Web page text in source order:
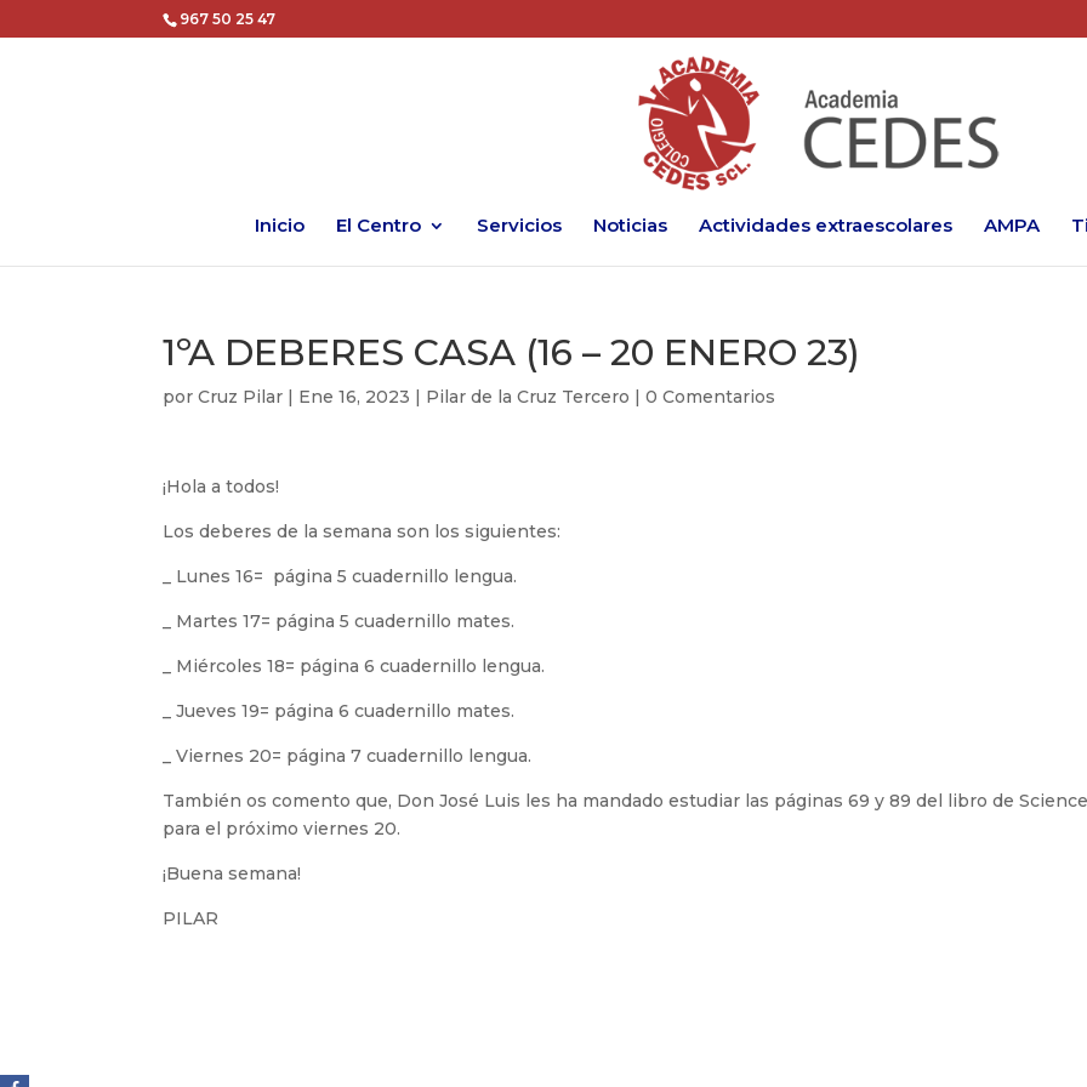
967 50 25 47
Inicio El Centro Servicios Noticias Actividades extraescolares AMPA
1ºA DEBERES CASA (16 – 20 ENERO 23)
porCruz Pilar | Ene 16, 2023 | Pilar de la Cruz Tercero |0 Comentarios
¡Hola a todos!
Los deberes de la semana son los siguientes:
_ Lunes 16= página 5 cuadernillo lengua.
_ Martes 17= página 5 cuadernillo mates.
_ Miércoles 18= página 6 cuadernillo lengua.
_ Jueves 19= página 6 cuadernillo mates.
_ Viernes 20= página 7 cuadernillo lengua.
También os comento que, Don José Luis les ha mandado estudiar las páginas 69 y 89 del libro de
para el próximo viernes 20.
¡Buena semana!
PILAR